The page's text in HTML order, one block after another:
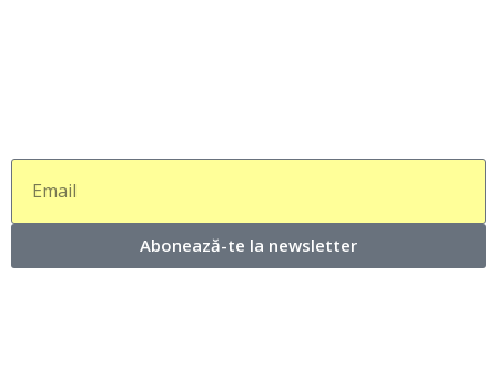
Abonează-te la newsletter